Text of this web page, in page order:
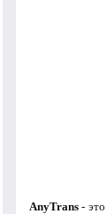
AnyTrans- это